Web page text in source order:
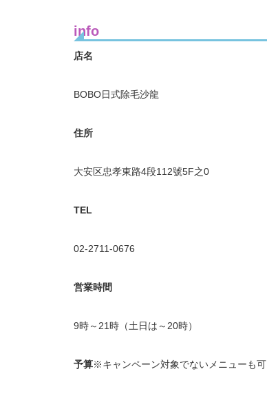
info
店名
BOBO日式除毛沙龍
住所
大安区忠孝東路4段112號5F之0
TEL
02-2711-0676
営業時間
9時～21時（土日は～20時）
予算※キャンペーン対象でないメニューも可